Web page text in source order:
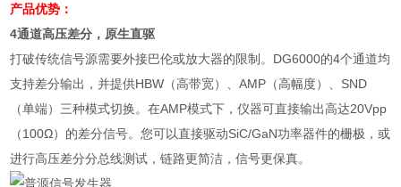
产品优势：
4通道高压差分，原生直驱
打破传统信号源需要外接巴伦或放大器的限制。DG6000的4个通道均
支持差分输出，并提供HBW（高带宽）、AMP（高幅度）、SND
（单端）三种模式切换。在AMP模式下，仪器可直接输出高达20Vpp
（100Ω）的差分信号。您可以直接驱动SiC/GaN功率器件的栅极，或
进行高压差分分总线测试，链路更简洁，信号更保真。